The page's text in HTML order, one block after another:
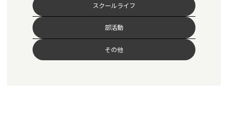
スクールライフ
部活動
その他